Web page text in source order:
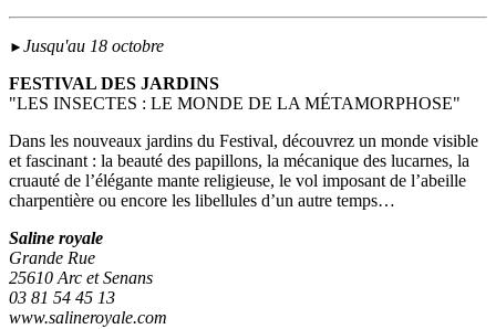
► Jusqu'au 18 octobre
FESTIVAL DES JARDINS
"LES INSECTES : LE MONDE DE LA MÉTAMORPHOSE"
Dans les nouveaux jardins du Festival, découvrez un monde visible
et fascinant : la beauté des papillons, la mécanique des lucarnes, la
cruauté de l’élégante mante religieuse, le vol imposant de l’abeille
charpentière ou encore les libellules d’un autre temps…
Saline royale
Grande Rue
25610 Arc et Senans
03 81 54 45 13
www.salineroyale.com